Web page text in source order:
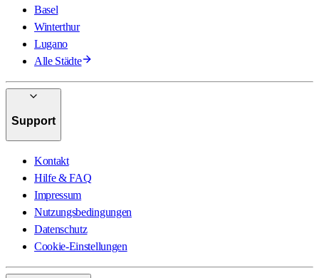
Basel
Winterthur
Lugano
Alle Städte
Support
Kontakt
Hilfe & FAQ
Impressum
Nutzungsbedingungen
Datenschutz
Cookie-Einstellungen